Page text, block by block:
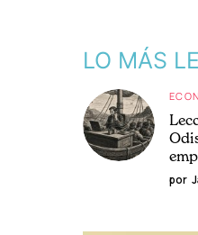
LO MÁS
por